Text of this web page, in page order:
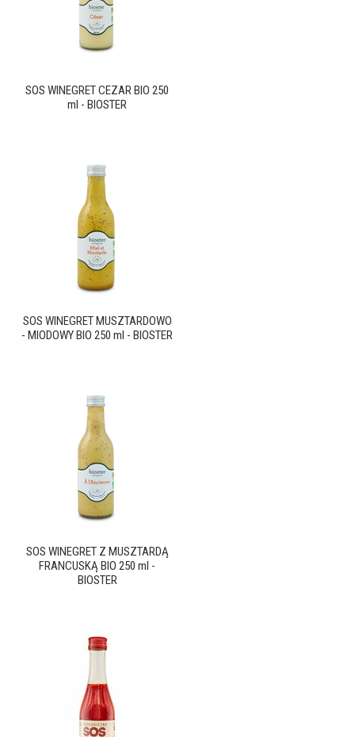
SOS WINEGRET CEZAR BIO 250
ml - BIOSTER
SOS WINEGRET MUSZTARDOWO
- MIODOWY BIO 250 ml - BIOSTER
SOS WINEGRET Z MUSZTARDĄ
FRANCUSKĄ BIO 250 ml -
BIOSTER